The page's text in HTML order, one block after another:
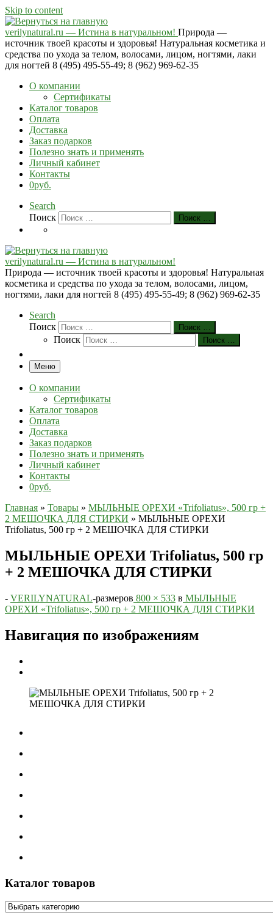
Skip to content
verilynatural.ru — Истина в натуральном! Природа —
источник твоей красоты и здоровья! Натуральная косметика и
средства по ухода за телом, волосами, лицом, ногтями, лаки
для ногтей 8 (495) 495-55-49; 8 (962) 969-62-35
О компании
Сертификаты
Каталог товаров
Оплата
Доставка
Заказ подарков
Полезно знать и применять
Личный кабинет
Контакты
0руб.
Search
Поиск
Поиск …
verilynatural.ru — Истина в натуральном!
Природа — источник твоей красоты и здоровья! Натуральная
косметика и средства по ухода за телом, волосами, лицом,
ногтями, лаки для ногтей 8 (495) 495-55-49; 8 (962) 969-62-35
Search
Поиск
Поиск …
Поиск Поиск …
Меню
О компании
Сертификаты
Каталог товаров
Оплата
Доставка
Заказ подарков
Полезно знать и применять
Личный кабинет
Контакты
0руб.
Главная » Товары » МЫЛЬНЫЕ ОРЕХИ «Trifoliatus», 500 гр +
2 МЕШОЧКА ДЛЯ СТИРКИ » МЫЛЬНЫЕ ОРЕХИ
Trifoliatus, 500 гр + 2 МЕШОЧКА ДЛЯ СТИРКИ
МЫЛЬНЫЕ ОРЕХИ Trifoliatus, 500 гр
+ 2 МЕШОЧКА ДЛЯ СТИРКИ
- VERILYNATURAL-размеров 800 × 533 в МЫЛЬНЫЕ
ОРЕХИ «Trifoliatus», 500 гр + 2 МЕШОЧКА ДЛЯ СТИРКИ
Навигация по изображениям
Каталог товаров